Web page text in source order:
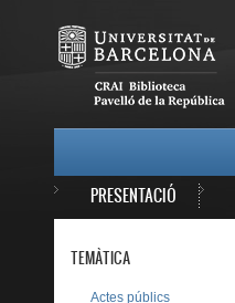
PRESENTACIÓ
TEMÀTICA
Actes públics